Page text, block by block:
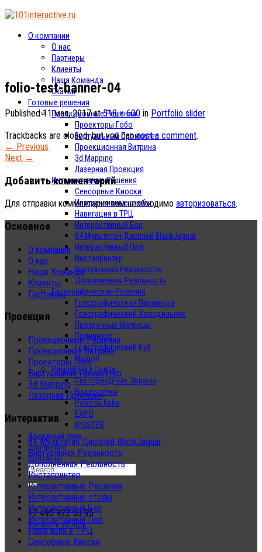
О компании
О нас
Партнеры
Клиенты
Наша Команда
Статьи
Готовые решения
Проекционные Решения
Проекторы Гобо
Виртуальный Промоутер
Проекционная Витрина
3d Mapping
Лазерная Проекция
Интерактивные Решения
Сенсорные Киоски
Интерактивные столы
Навигация в ТРЦ
Интерактивный Бар
84 Мультитач Дисплей BlackJaguar
Интерактивный Пол
Инстапринтер
Виртуальная Реальность
Дополненная Реальность
Голографические Решения
Голографическая Пирамида
Голографический Холодильник
Прозрачные Матрицы
Поливизор
Голографический Куб
Musion
Разработка Софта
Светодиодные Экраны
Видеостены
Роботы Kuka
EXPO
IPOSTER
Арендный парк
Портфолио
Контакты
+7 495 922 53 95
Заказать звонок
folio-test-banner-04
Published11 мая, 2017at518 × 600 in Portfolio slider
Trackbacks are closed, but you canpost a comment.
← Previous
Next →
Добавить комментарий
Для отправки комментария вам необходимо авторизоваться.
Основное
О компании
О нас
Наша Команда
Клиенты
Партнеры
Проекция
Проекционные Решения
Проекционная Витрина
Проекторы Гобо
Виртуальный Промоутер
3d Mapping
Лазерная Проекция
Интерактив
84 Мультитач Дисплей BlackJaguar
Виртуальная Реальность
Дополненная Реальность
Инстапринтер
Интерактивные Решения
Интерактивные столы
Интерактивный Бар
Интерактивный Пол
Навигация в ТРЦ
Сенсорные Киоски